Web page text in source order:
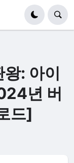
: 아이
년 버
드]